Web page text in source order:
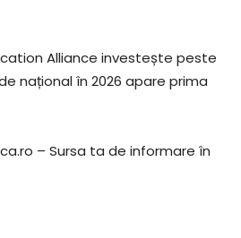
Alliance investește peste
național în 2026 apare prima
– Sursa ta de informare în